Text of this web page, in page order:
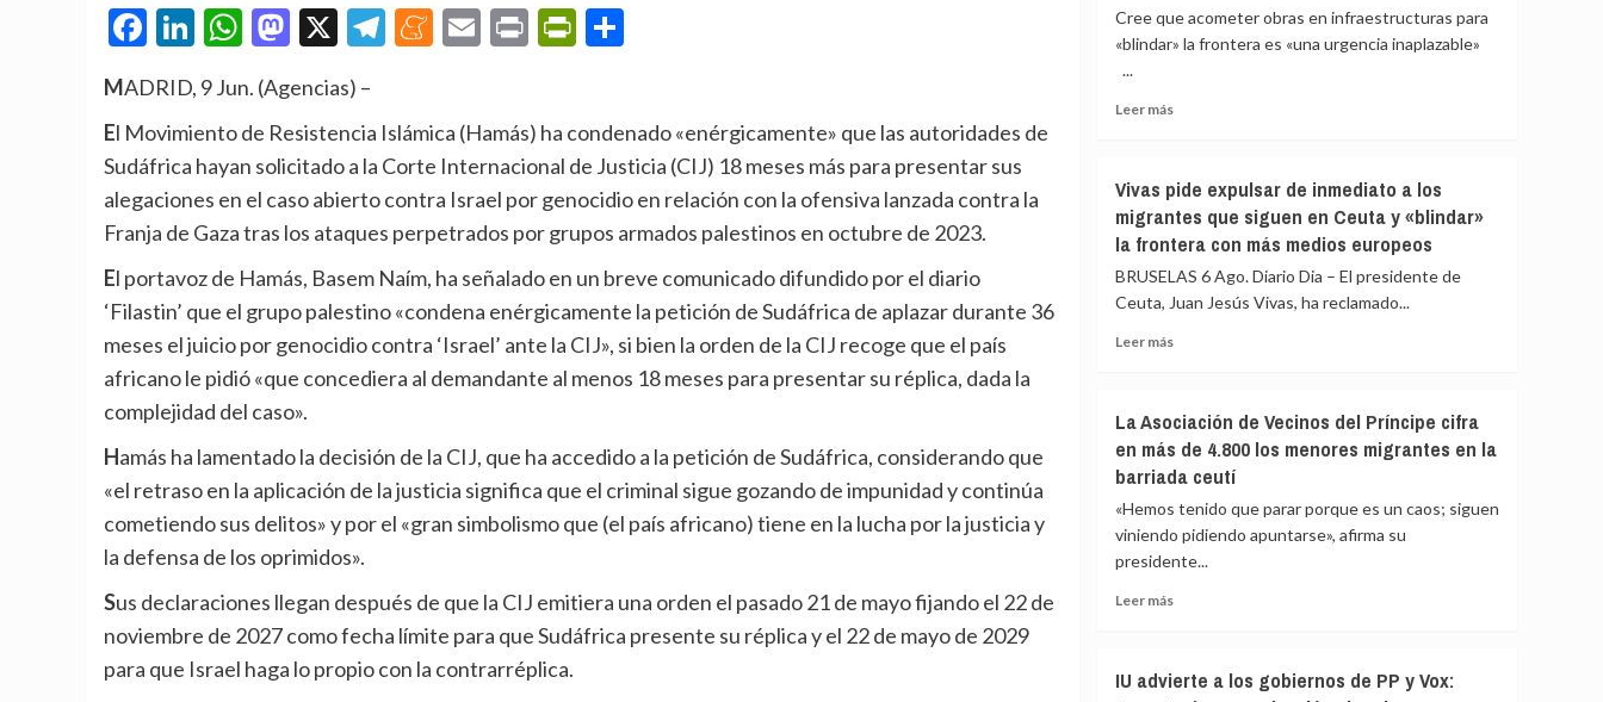
Facebook
LinkedIn
WhatsApp
Mastodon
X Telegram
Meneame
EmailPrintPrintFriendly
MADRID, 9 Jun. (Agencias) –
El Movimiento de Resistencia Islámica (Hamás) ha condenado «enérgicamente» que las autoridades de
Sudáfrica hayan solicitado a la Corte Internacional de Justicia (CIJ) 18 meses más para presentar sus
alegaciones en el caso abierto contra Israel por genocidio en relación con la ofensiva lanzada contra la
Franja de Gaza tras los ataques perpetrados por grupos armados palestinos en octubre de 2023.
El portavoz de Hamás, Basem Naím, ha señalado en un breve comunicado difundido por el diario
‘Filastin’ que el grupo palestino «condena enérgicamente la petición de Sudáfrica de aplazar durante 36
meses el juicio por genocidio contra ‘Israel’ ante la CIJ», si bien la orden de la CIJ recoge que el país
africano le pidió «que concediera al demandante al menos 18 meses para presentar su réplica, dada la
complejidad del caso».
Hamás ha lamentado la decisión de la CIJ, que ha accedido a la petición de Sudáfrica, considerando que
«el retraso en la aplicación de la justicia significa que el criminal sigue gozando de impunidad y continúa
cometiendo sus delitos» y por el «gran simbolismo que (el país africano) tiene en la lucha por la justicia y
la defensa de los oprimidos».
Sus declaraciones llegan después de que la CIJ emitiera una orden el pasado 21 de mayo fijando el 22 de
noviembre de 2027 como fecha límite para que Sudáfrica presente su réplica y el 22 de mayo de 2029
para que Israel haga lo propio con la contrarréplica.
Cree que acometer obras en infraestructuras para
«blindar» la frontera es «una urgencia inaplazable»
...
Leer másLeer
confía
en
que
fuerzas
de
entrada
masiva
a
que
circula
por
sociales
Vivas pide expulsar de inmediato a los
migrantes que siguen en Ceuta y «blindar»
la frontera con más medios europeos
BRUSELAS 6 Ago. Diario Dia – El presidente de
Ceuta, Juan Jesús Vivas, ha reclamado...
Leer másLeer
pide
expulsar
de
a
los
migrantes
siguen
y
La Asociación de Vecinos del Príncipe cifra
en más de 4.800 los menores migrantes en la
barriada ceutí
«Hemos tenido que parar porque es un caos; siguen
viniendo pidiendo apuntarse», afirma su
presidente...
Leer másLeer
Asociación
IU advierte a los gobiernos de PP y Vox: